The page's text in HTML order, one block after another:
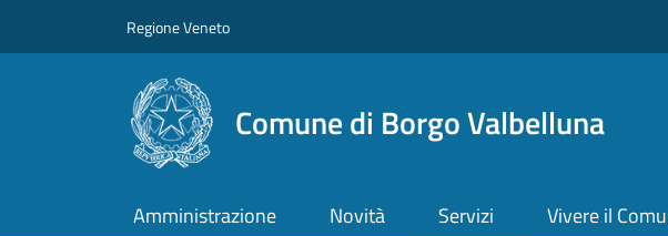
Regione Veneto
Comune di Borgo Valbelluna
Amministrazione Novità Servizi Vivere il